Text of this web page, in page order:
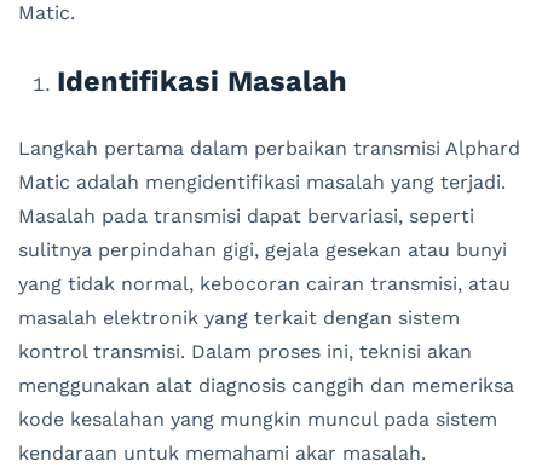
Matic.
Identifikasi Masalah
Langkah pertama dalam perbaikan transmisi Alphard
Matic adalah mengidentifikasi masalah yang terjadi.
Masalah pada transmisi dapat bervariasi, seperti
sulitnya perpindahan gigi, gejala gesekan atau bunyi
yang tidak normal, kebocoran cairan transmisi, atau
masalah elektronik yang terkait dengan sistem
kontrol transmisi. Dalam proses ini, teknisi akan
menggunakan alat diagnosis canggih dan memeriksa
kode kesalahan yang mungkin muncul pada sistem
kendaraan untuk memahami akar masalah.